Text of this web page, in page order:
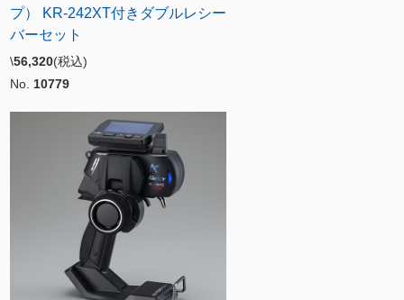
プ） KR-242XT付きダブルレシー
バーセット
\56,320(税込)
No. 10779